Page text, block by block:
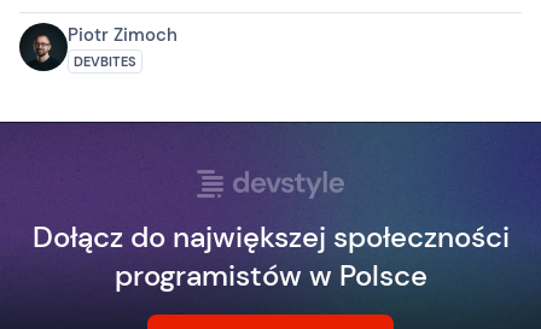
Piotr Zimoch
DEVBITES
Dołącz do największej społeczności
programistów w Polsce